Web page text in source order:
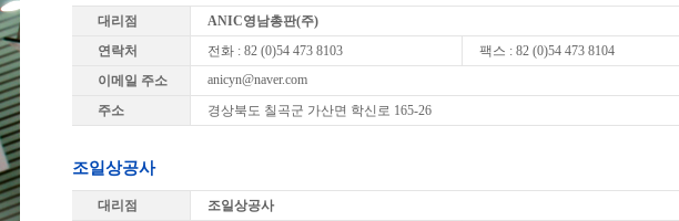
대리점
ANIC영남총판(주)
연락처
전화 : 82 (0)54 473 8103
팩스 : 82 (0)54 473 8104
이메일 주소
anicyn@naver.com
주소
경상북도 칠곡군 가산면 학신로 165-26
조일상공사
대리점
조일상공사